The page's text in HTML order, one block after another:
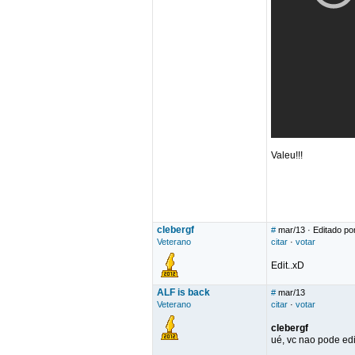
Valeu!!!
clebergf
Veterano
# mar/13 · Editado
citar · votar
Edit..xD
ALF is back
Veterano
# mar/13
citar · votar
clebergf
ué, vc nao pode